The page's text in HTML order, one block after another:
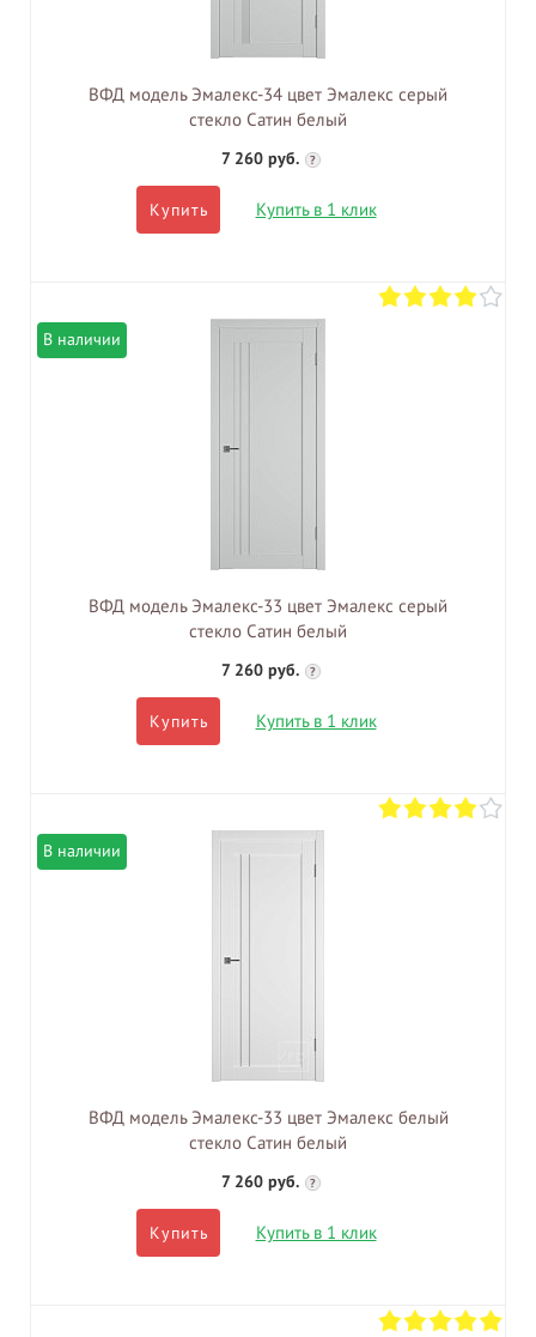
ВФД модель Эмалекс-34 цвет Эмалекс серый
стекло Сатин белый
7 260 руб. ?
Купить Купить в 1 клик
В наличии
ВФД модель Эмалекс-33 цвет Эмалекс серый
стекло Сатин белый
7 260 руб. ?
Купить Купить в 1 клик
В наличии
ВФД модель Эмалекс-33 цвет Эмалекс белый
стекло Сатин белый
7 260 руб. ?
Купить Купить в 1 клик